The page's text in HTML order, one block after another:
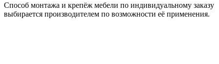
Способ монтажа и крепёж мебели по индивидуальному заказу
выбирается производителем по возможности её применения.